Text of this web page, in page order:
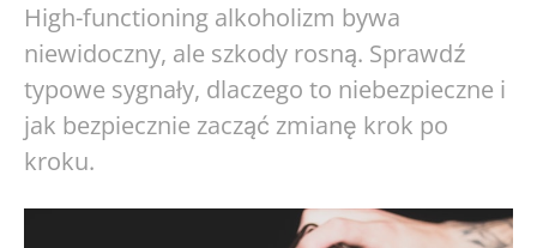
High-functioning alkoholizm bywa
niewidoczny, ale szkody rosną. Sprawdź
typowe sygnały, dlaczego to niebezpieczne i
jak bezpiecznie zacząć zmianę krok po
kroku.